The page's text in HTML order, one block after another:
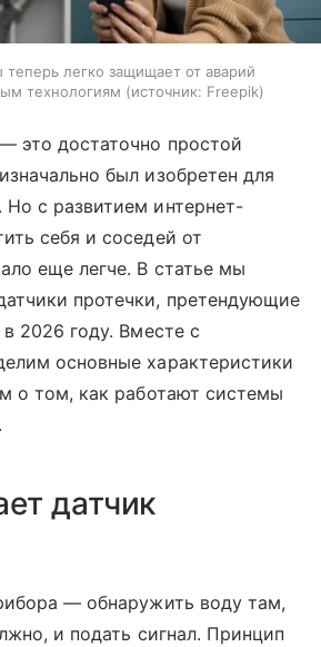
теперь легко защищает от аварий
технологиям
источник: Freepik
это достаточно простой
был изобретен для
с развитием интернет-
себя и соседей от
еще легче. В статье мы
протечки, претендующие
2026 году. Вместе с
основные характеристики
о том, как работают системы
датчик
— обнаружить воду там,
и подать сигнал. Принцип